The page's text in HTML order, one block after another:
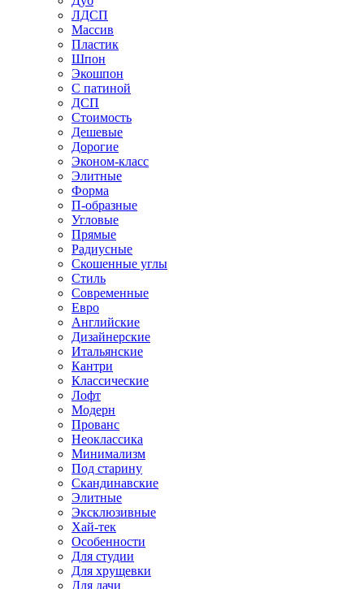
ЛДСП
Массив
Пластик
Шпон
Экошпон
С патиной
ДСП
Стоимость
Дешевые
Дорогие
Эконом-класс
Элитные
Форма
П-образные
Угловые
Прямые
Радиусные
Скошенные углы
Стиль
Современные
Евро
Английские
Дизайнерские
Итальянские
Кантри
Классические
Лофт
Модерн
Прованс
Неоклассика
Минимализм
Под старину
Скандинавские
Элитные
Эксклюзивные
Хай-тек
Особенности
Для студии
Для хрущевки
Для дачи